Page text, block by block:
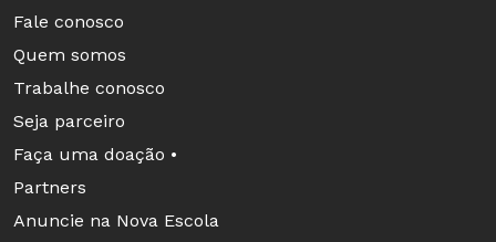
Fale conosco
Quem somos
Trabalhe conosco
Seja parceiro
Faça uma doação •
Partners
Anuncie na Nova Escola